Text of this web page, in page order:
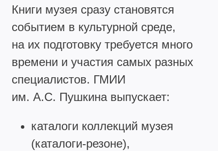
Книги музея сразу становятся
событием в культурной среде,
на их подготовку требуется много
времени и участия самых разных
специалистов. ГМИИ
им. А.С. Пушкина выпускает:
каталоги коллекций музея
(каталоги-резоне),